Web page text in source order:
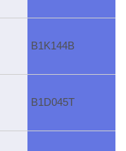
B1K144B
B1D045T